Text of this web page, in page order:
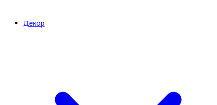
Декор